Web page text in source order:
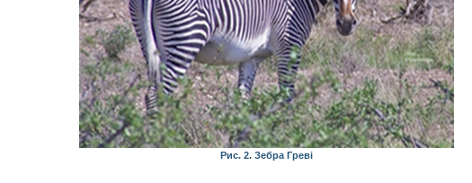
Рис. 2. Зебра Греві